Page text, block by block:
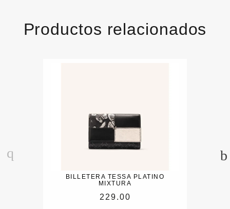
Productos relacionados
BILLETERA TESSA PLATINO
MIXTURA
229.00